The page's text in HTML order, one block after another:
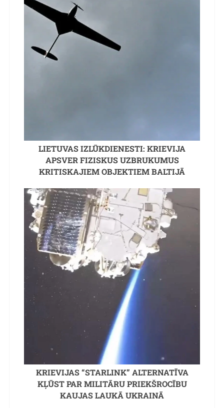
LIETUVAS IZLŪKDIENESTI: KRIEVIJA
APSVER FIZISKUS UZBRUKUMUS
KRITISKAJIEM OBJEKTIEM BALTIJĀ
KRIEVIJAS “STARLINK” ALTERNATĪVA
KĻŪST PAR MILITĀRU PRIEKŠROCĪBU
KAUJAS LAUKĀ UKRAINĀ